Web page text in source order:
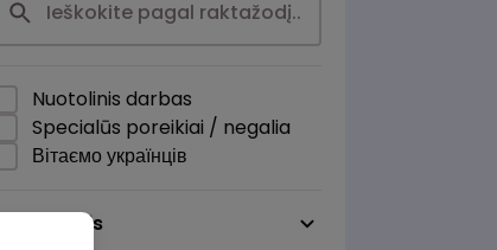
Nuotolinis darbas
Specialūs poreikiai / negalia
Вітаємо українців
Darbo sritis